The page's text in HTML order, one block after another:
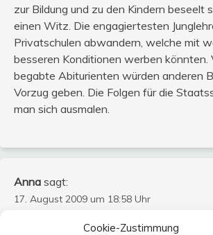
Cookie-Zustimmung
zur Bildung und zu den Kindern beseelt
einen Witz. Die engagiertesten
Privatschulen abwandern, welche mit
besseren Konditionen werben könnten.
begabte Abiturienten würden anderen
Vorzug geben. Die Folgen für die
man sich ausmalen.
Anna sagt:
17. August 2009 um 18:58 Uhr
@ Michael Bahr